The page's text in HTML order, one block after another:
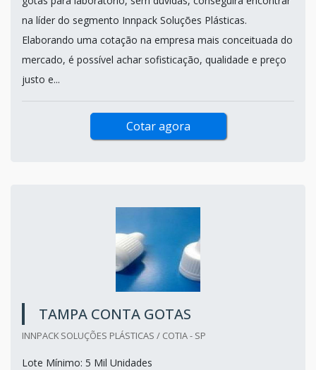
na líder do segmento Innpack Soluções Plásticas.
Elaborando uma cotação na empresa mais conceituada do
mercado, é possível achar sofisticação, qualidade e preço
justo e...
Cotar agora
TAMPA CONTA GOTAS
INNPACK SOLUÇÕES PLÁSTICAS / COTIA - SP
Lote Mínimo: 5 Mil Unidades